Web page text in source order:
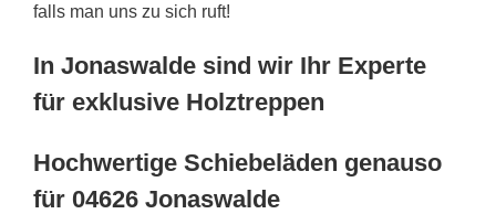
falls man uns zu sich ruft!
In Jonaswalde sind wir Ihr Experte
für exklusive Holztreppen
Hochwertige Schiebeläden genauso
für 04626 Jonaswalde